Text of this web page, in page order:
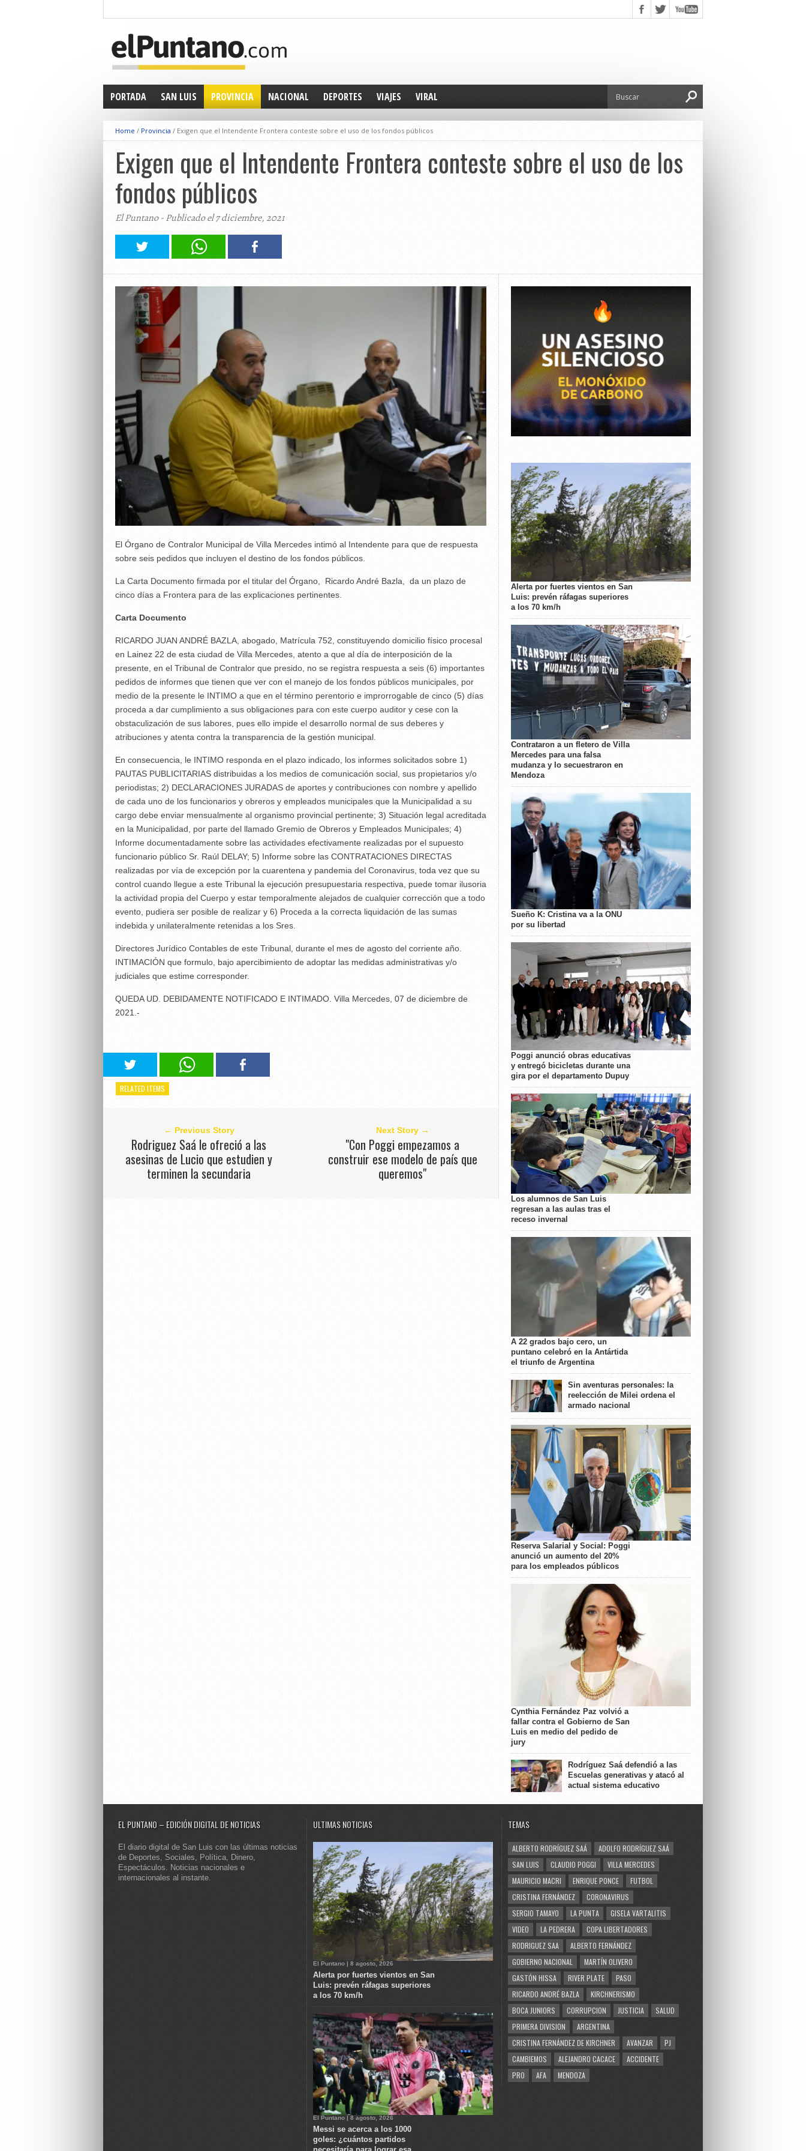
PORTADA SAN LUIS PROVINCIA NACIONAL DEPORTES VIAJES VIRAL
Home / Provincia / Exigen que el Intendente Frontera conteste sobre el uso de los fondos públicos
Exigen que el Intendente Frontera conteste sobre el uso de los
fondos públicos
El Puntano - Publicado el 7 diciembre, 2021
El Órgano de Contralor Municipal de Villa Mercedes intimó al Intendente para que de respuesta
sobre seis pedidos que incluyen el destino de los fondos públicos.
La Carta Documento firmada por el titular del Órgano, Ricardo André Bazla, da un plazo de
cinco días a Frontera para de las explicaciones pertinentes.
Carta Documento
RICARDO JUAN ANDRÉ BAZLA, abogado, Matrícula 752, constituyendo domicilio físico procesal
en Lainez 22 de esta ciudad de Villa Mercedes, atento a que al día de interposición de la
presente, en el Tribunal de Contralor que presido, no se registra respuesta a seis (6) importantes
pedidos de informes que tienen que ver con el manejo de los fondos públicos municipales, por
medio de la presente le INTIMO a que en el término perentorio e improrrogable de cinco (5) días
proceda a dar cumplimiento a sus obligaciones para con este cuerpo auditor y cese con la
obstaculización de sus labores, pues ello impide el desarrollo normal de sus deberes y
atribuciones y atenta contra la transparencia de la gestión municipal.
En consecuencia, le INTIMO responda en el plazo indicado, los informes solicitados sobre 1)
PAUTAS PUBLICITARIAS distribuidas a los medios de comunicación social, sus propietarios y/o
periodistas; 2) DECLARACIONES JURADAS de aportes y contribuciones con nombre y apellido
de cada uno de los funcionarios y obreros y empleados municipales que la Municipalidad a su
cargo debe enviar mensualmente al organismo provincial pertinente; 3) Situación legal acreditada
en la Municipalidad, por parte del llamado Gremio de Obreros y Empleados Municipales; 4)
Informe documentadamente sobre las actividades efectivamente realizadas por el supuesto
funcionario público Sr. Raúl DELAY; 5) Informe sobre las CONTRATACIONES DIRECTAS
realizadas por vía de excepción por la cuarentena y pandemia del Coronavirus, toda vez que su
control cuando llegue a este Tribunal la ejecución presupuestaria respectiva, puede tomar ilusoria
la actividad propia del Cuerpo y estar temporalmente alejados de cualquier corrección que a todo
evento, pudiera ser posible de realizar y 6) Proceda a la correcta liquidación de las sumas
indebida y unilateralmente retenidas a los Sres.
Directores Jurídico Contables de este Tribunal, durante el mes de agosto del corriente año.
INTIMACIÓN que formulo, bajo apercibimiento de adoptar las medidas administrativas y/o
judiciales que estime corresponder.
QUEDA UD. DEBIDAMENTE NOTIFICADO E INTIMADO. Villa Mercedes, 07 de diciembre de
2021.-
RELATED ITEMS
← Previous Story
Rodriguez Saá le ofreció a las
asesinas de Lucio que estudien y
terminen la secundaria
Next Story →
"Con Poggi empezamos a
construir ese modelo de país que
queremos"
Alerta por fuertes vientos en San
Luis: prevén ráfagas superiores
a los 70 km/h
Contrataron a un fletero de Villa
Mercedes para una falsa
mudanza y lo secuestraron en
Mendoza
Sueño K: Cristina va a la ONU
por su libertad
Poggi anunció obras educativas
y entregó bicicletas durante una
gira por el departamento Dupuy
Los alumnos de San Luis
regresan a las aulas tras el
receso invernal
A 22 grados bajo cero, un
puntano celebró en la Antártida
el triunfo de Argentina
Sin aventuras personales: la
reelección de Milei ordena el
armado nacional
Reserva Salarial y Social: Poggi
anunció un aumento del 20%
para los empleados públicos
Cynthia Fernández Paz volvió a
fallar contra el Gobierno de San
Luis en medio del pedido de
jury
Rodríguez Saá defendió a las
Escuelas generativas y atacó al
actual sistema educativo
EL PUNTANO – EDICIÓN DIGITAL DE NOTICIAS
El diario digital de San Luis con las últimas noticias
de Deportes, Sociales, Política, Dinero,
Espectáculos. Noticias nacionales e
internacionales al instante.
ULTIMAS NOTICIAS
El Puntano | 8 agosto, 2026
Alerta por fuertes vientos en San
Luis: prevén ráfagas superiores
a los 70 km/h
El Puntano | 8 agosto, 2026
Messi se acerca a los 1000
goles: ¿cuántos partidos
TEMAS
ALBERTO RODRÍGUEZ SAÁ
ADOLFO RODRÍGUEZ SAÁ
SAN LUIS
CLAUDIO POGGI
VILLA MERCEDES
MAURICIO MACRI
ENRIQUE PONCE
FUTBOL
CRISTINA FERNÁNDEZ
CORONAVIRUS
SERGIO TAMAYO
LA PUNTA
GISELA VARTALITIS
VIDEO
LA PEDRERA
COPA LIBERTADORES
RODRIGUEZ SAA
ALBERTO FERNÁNDEZ
GOBIERNO NACIONAL
MARTÍN OLIVERO
GASTÓN HISSA
RIVER PLATE
PASO
RICARDO ANDRÉ BAZLA
KIRCHNERISMO
BOCA JUNIORS
CORRUPCION JUSTICIA
SALUD
PRIMERA DIVISION
ARGENTINA
CRISTINA FERNÁNDEZ DE KIRCHNER
AVANZAR
PJ
CAMBIEMOS
ALEJANDRO CACACE
ACCIDENTE
PRO
AFA MENDOZA